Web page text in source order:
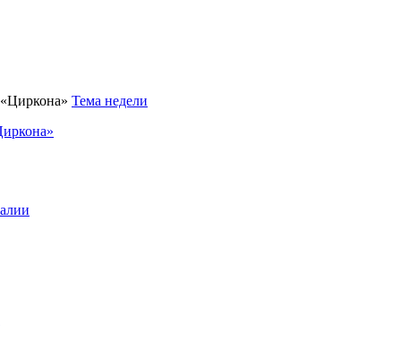
Тема недели